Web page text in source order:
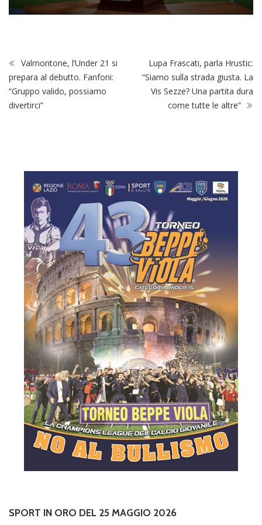
divertirci”
come tutte le altre”
SPORT IN ORO DEL 25 MAGGIO 2026